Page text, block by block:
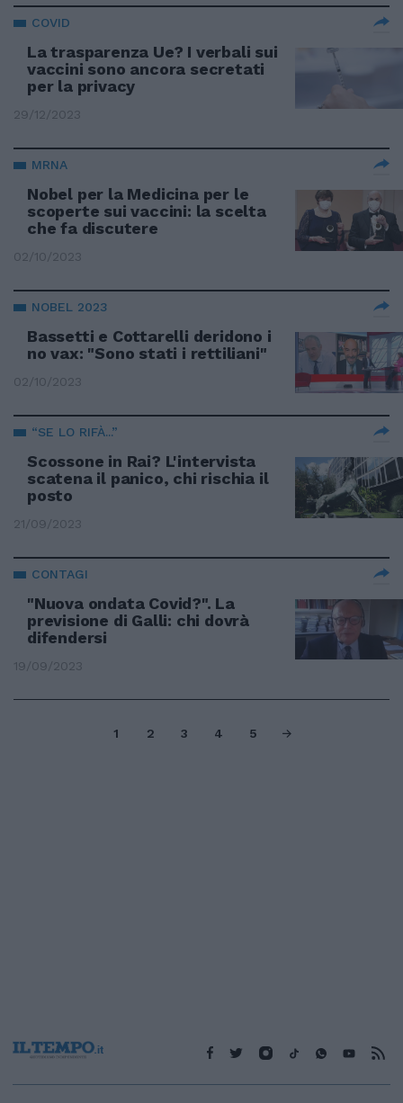
COVID
La trasparenza Ue? I verbali sui
vaccini sono ancora secretati
per la privacy
29/12/2023
MRNA
Nobel per la Medicina per le
scoperte sui vaccini: la scelta
che fa discutere
02/10/2023
NOBEL 2023
Bassetti e Cottarelli deridono i
no vax: "Sono stati i rettiliani"
02/10/2023
“SE LO RIFÀ...”
Scossone in Rai? L'intervista
scatena il panico, chi rischia il
posto
21/09/2023
CONTAGI
"Nuova ondata Covid?". La
previsione di Galli: chi dovrà
difendersi
19/09/2023
1 2 3 4 5